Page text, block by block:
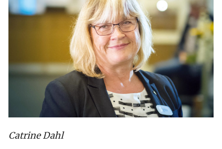
Catrine Dahl